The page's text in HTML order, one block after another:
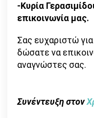
-Κυρία
επικοινωνία μας.
Σας ευχαριστώ
δώσατε να
αναγνώστες σας.
Συνέντευξη στον